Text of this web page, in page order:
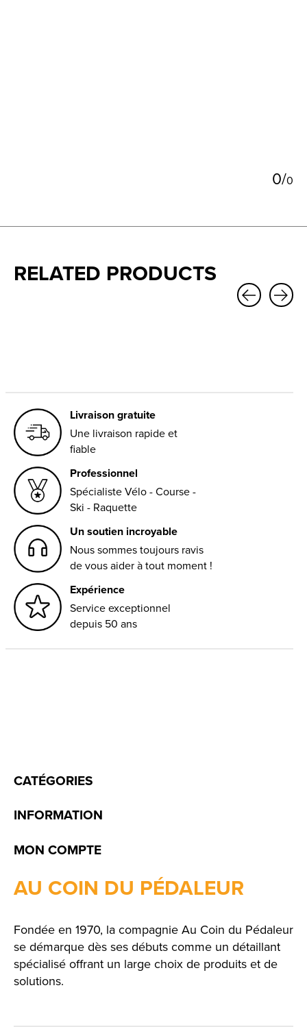
0/0
RELATED PRODUCTS
Livraison gratuite
Une livraison rapide et
fiable
Professionnel
Spécialiste Vélo - Course -
Ski - Raquette
Un soutien incroyable
Nous sommes toujours ravis
de vous aider à tout moment !
Expérience
Service exceptionnel
depuis 50 ans
CATÉGORIES
INFORMATION
MON COMPTE
AU COIN DU PÉDALEUR
Fondée en 1970, la compagnie Au Coin du Pédaleur
se démarque dès ses débuts comme un détaillant
spécialisé offrant un large choix de produits et de
solutions.